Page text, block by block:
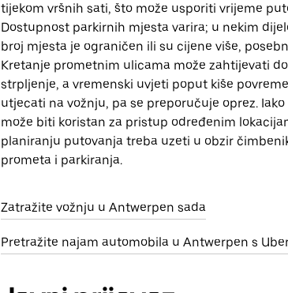
tijekom vršnih sati, što može usporiti vrijeme
Dostupnost parkirnih mjesta varira; u nekim
broj mjesta je ograničen ili su cijene više,
Kretanje prometnim ulicama može zahtijevati
strpljenje, a vremenski uvjeti poput kiše
utjecati na vožnju, pa se preporučuje oprez.
može biti koristan za pristup određenim
planiranju putovanja treba uzeti u obzir
prometa i parkiranja.
Zatražite vožnju u Antwerpen sada
Pretražite najam automobila u Antwerpen s